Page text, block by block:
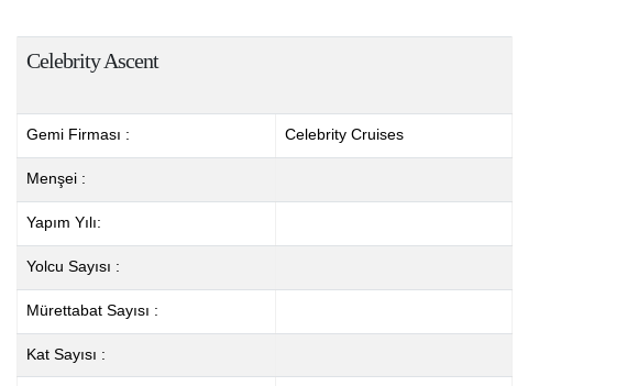
Celebrity Ascent
Gemi Firması : Celebrity Cruises
Menşei :
Yapım Yılı:
Yolcu Sayısı :
Mürettabat Sayısı :
Kat Sayısı :